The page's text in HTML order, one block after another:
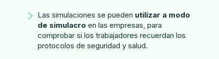
Las simulaciones se pueden utilizar a modo
de simulacro en las empresas, para
comprobar si los trabajadores recuerdan los
protocolos de seguridad y salud.